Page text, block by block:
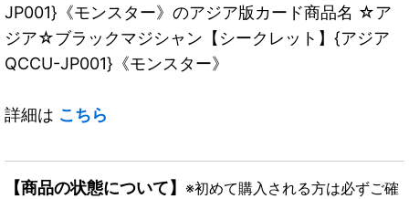
JP001}《モンスター》のアジア版カード商品名 ☆ア
ジア☆ブラックマジシャン【シークレット】{アジア
QCCU-JP001}《モンスター》
詳細は こちら
【商品の状態について】 ※初めて購入される方は必ずご確